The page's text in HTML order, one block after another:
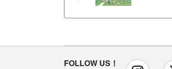
FOLLOW US！ instagram